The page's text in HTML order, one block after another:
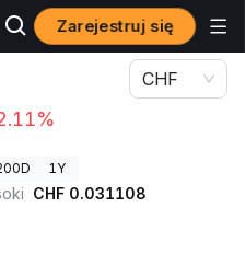
Zarejestruj się
CHF
1Y
CHF 0.031108